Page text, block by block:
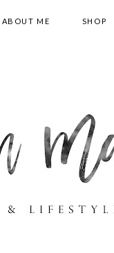
ABOUT ME SHOP